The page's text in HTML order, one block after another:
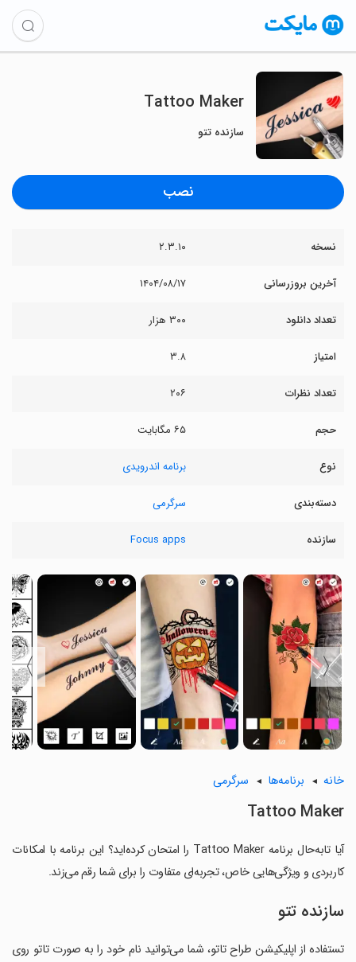
Tattoo Maker
سازنده تتو
نصب
نسخه ۲.۳.۱۰
آخرین بروزرسانی ۱۴۰۴/۰۸/۱۷
تعداد دانلود ۳۰۰ هزار
امتیاز ۳.۸
تعداد نظرات ۲۰۶
حجم ۶۵ مگابایت
نوع برنامه اندرویدی
دسته‌بندی سرگرمی
سازنده Focus apps
〈
〉
خانه برنامه‌ها سرگرمی
Tattoo Maker
آیا تابه‌حال برنامه Tattoo Maker را امتحان کرده‌اید؟ این برنامه با امکانات
کاربردی و ویژگی‌هایی خاص، تجربه‌ای متفاوت را برای شما رقم می‌زند.
سازنده تتو
تستفاده از اپلیکیشن طراح تاتو، شما می‌توانید نام خود را به صورت تاتو روی